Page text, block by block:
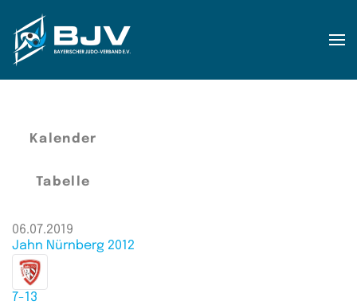
Zum Hauptinhalt springen
Kalender
Tabelle
06.07.2019
Jahn Nürnberg 2012
7-13